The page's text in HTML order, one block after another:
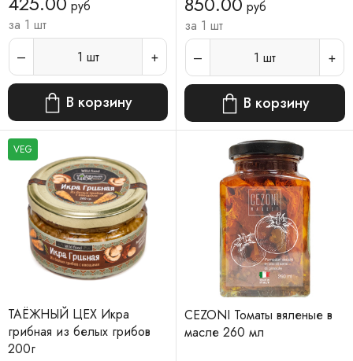
руб
за 1 шт
1 шт
В корзину
руб
за 1 шт
1 шт
В корзину
VEG
ТАЁЖНЫЙ ЦЕХ Икра
грибная из белых грибов
200г
CEZONI Томаты вяленые в
масле 260 мл